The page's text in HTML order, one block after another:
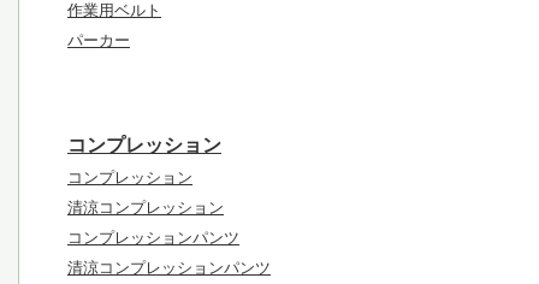
作業用ベルト
パーカー
コンプレッション
コンプレッション
清涼コンプレッション
コンプレッションパンツ
清涼コンプレッションパンツ